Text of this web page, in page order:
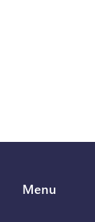
Menu